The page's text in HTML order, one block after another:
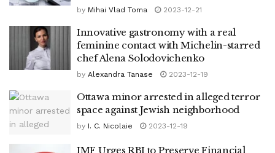
by Mihai Vlad Toma 2023-12-21
Innovative gastronomy with a real
feminine contact with Michelin-starred
chef Alena Solodovichenko
by Alexandra Tanase 2023-12-19
Ottawa minor arrested in alleged terror
space against Jewish neighborhood
by I. C. Nicolaie 2023-12-19
IMF Urges RBI to Preserve Financial